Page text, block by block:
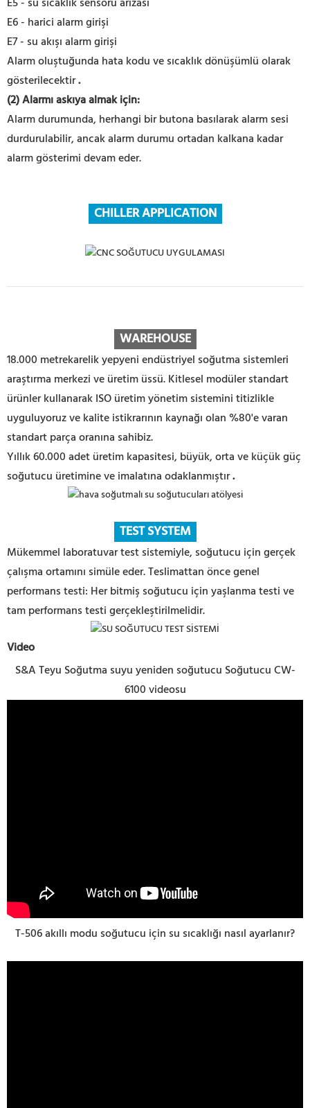
E5 - su sıcaklık sensörü arızası
E6 - harici alarm girişi
E7 - su akışı alarm girişi
Alarm oluştuğunda hata kodu ve sıcaklık dönüşümlü olarak
gösterilecektir.
(2) Alarmı askıya almak için:
Alarm durumunda, herhangi bir butona basılarak alarm sesi
durdurulabilir, ancak alarm durumu ortadan kalkana kadar
alarm gösterimi devam eder.
CHILLER APPLICATION
WAREHOUSE
18.000 metrekarelik yepyeni endüstriyel soğutma sistemleri
araştırma merkezi ve üretim üssü. Kitlesel modüler standart
ürünler kullanarak ISO üretim yönetim sistemini titizlikle
uyguluyoruz ve kalite istikrarının kaynağı olan %80'e varan
standart parça oranına sahibiz.
Yıllık 60.000 adet üretim kapasitesi, büyük, orta ve küçük güç
soğutucu üretimine ve imalatına odaklanmıştır.
TEST SYSTEM
Mükemmel laboratuvar test sistemiyle, soğutucu için gerçek
çalışma ortamını simüle eder. Teslimattan önce genel
performans testi: Her bitmiş soğutucu için yaşlanma testi ve
tam performans testi gerçekleştirilmelidir.
Video
S&A Teyu Soğutma suyu yeniden soğutucu Soğutucu CW-
6100 videosu
T-506 akıllı modu soğutucu için su sıcaklığı nasıl ayarlanır?